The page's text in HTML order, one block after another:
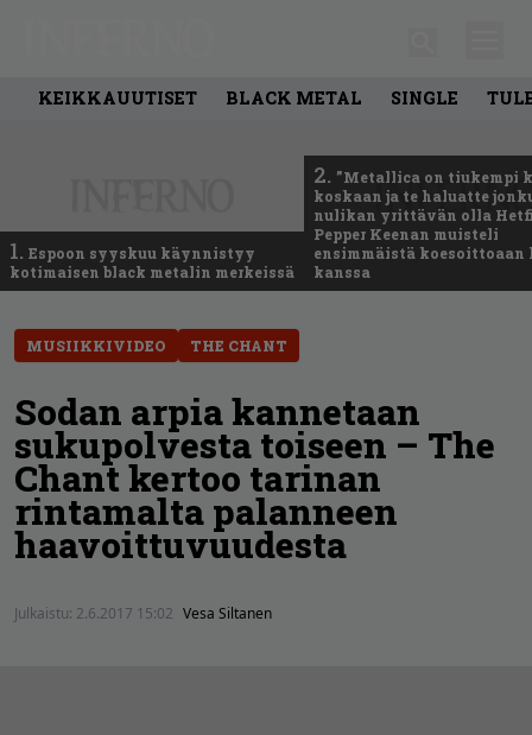
KEIKKAUUTISET BLACK METAL SINGLE
1. Espoon syyskuu käynnistyy
kotimaisen black metalin merkeissä
2. ”Metallica on tiukempi
koskaan ja te haluatte
nulikan yrittävän olla
Pepper Keenan muisteli
ensimmäistä
kanssa
MUSIIKKIVIDEO THE CHANT
Sodan arpia kannetaan
sukupolvesta toiseen – The
Chant kertoo tarinan
rintamalta palanneen
haavoittuvuudesta
Julkaistu: 2.6.2017 15:02 Vesa Siltanen